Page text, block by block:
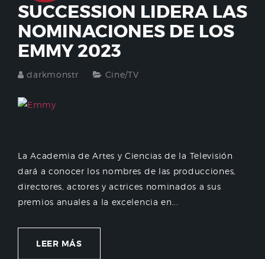
SUCCESSION LIDERA LAS
NOMINACIONES DE LOS
EMMY 2023
darkmonstr Cine/TV
La Academia de Artes y Ciencias de la Televisión
dará a conocer los nombres de las producciones,
directores, actores y actrices nominados a sus
premios anuales a la excelencia en...
LEER MÁS